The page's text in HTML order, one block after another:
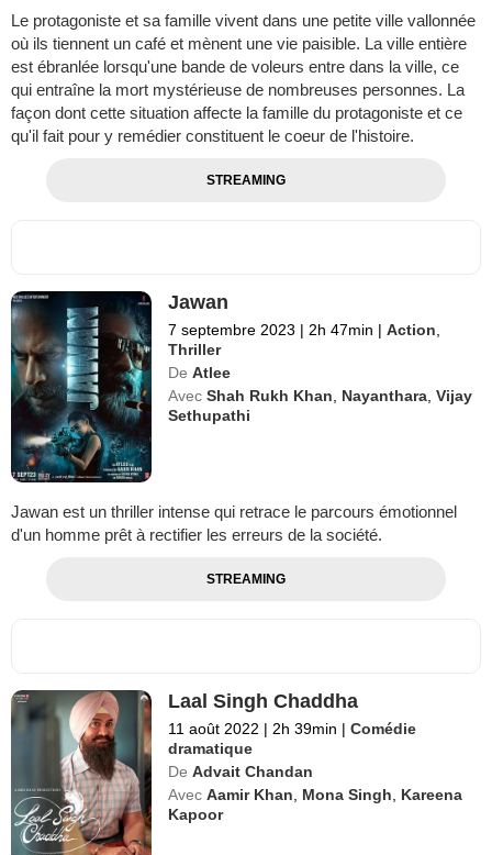
Le protagoniste et sa famille vivent dans une petite ville vallonnée
où ils tiennent un café et mènent une vie paisible. La ville entière
est ébranlée lorsqu'une bande de voleurs entre dans la ville, ce
qui entraîne la mort mystérieuse de nombreuses personnes. La
façon dont cette situation affecte la famille du protagoniste et ce
qu'il fait pour y remédier constituent le coeur de l'histoire.
STREAMING
Jawan
7 septembre 2023 | 2h 47min | Action
Thriller
De Atlee
Avec Shah Rukh Khan Nayanthara ,Vijay
Sethupathi
Jawan est un thriller intense qui retrace le parcours émotionnel
d'un homme prêt à rectifier les erreurs de la société.
STREAMING
Laal Singh Chaddha
11 août 2022 | 2h 39min | Comédie
dramatique
De Advait Chandan
Avec Aamir Khan Mona Singh
Kareena
Kapoor